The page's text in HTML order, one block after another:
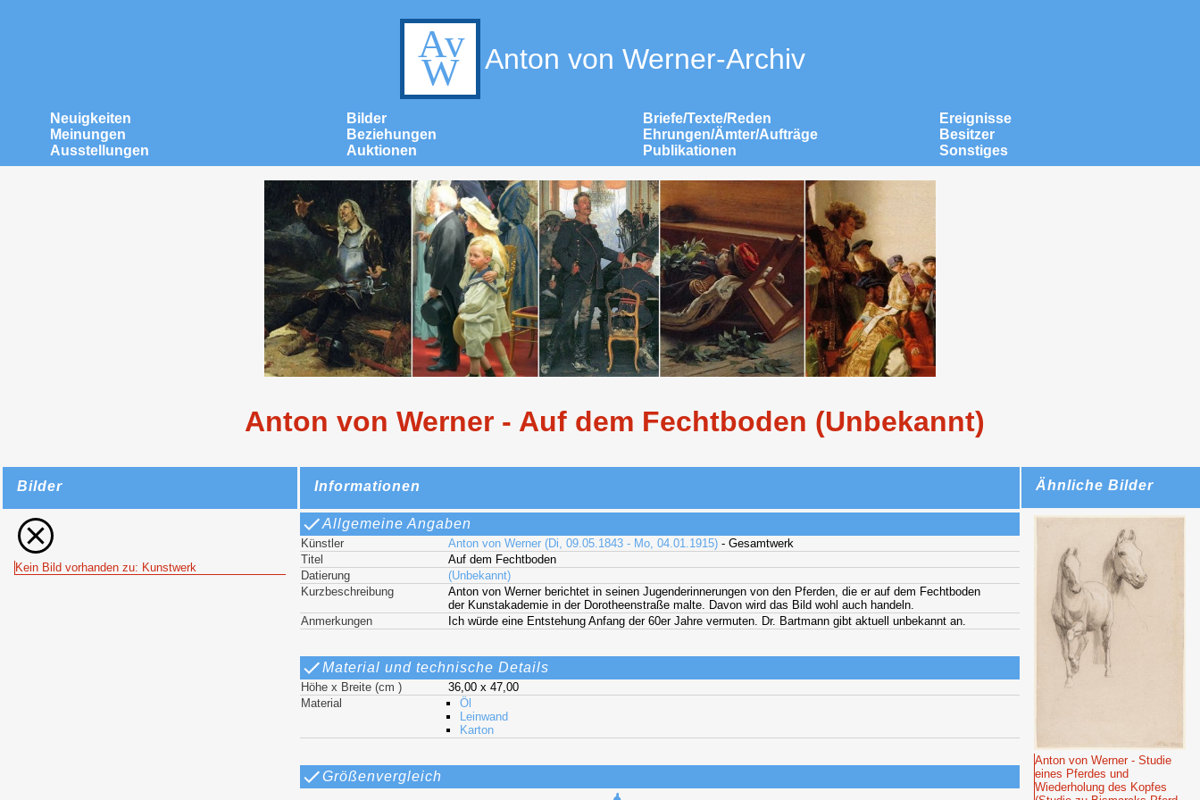
Anton von Werner-Archiv
Neuigkeiten Bilder Briefe/Texte/Reden
Ereignisse
Meinungen
Beziehungen Ehrungen/Ämter/Aufträge
Besitzer
Ausstellungen
Auktionen Publikationen Sonstiges
Anton von Werner - Auf dem Fechtboden (Unbekannt)
Bilder
Kein Bild vorhanden zu: Kunstwerk
Informationen
Allgemeine Angaben
Künstler Anton von Werner (Di, 09.05.1843 - Mo, 04.01.1915)- Gesamtwerk
Titel
Auf dem Fechtboden
Datierung
(Unbekannt)
Kurzbeschreibung
Anton von Werner berichtet in seinen Jugenderinnerungen von den Pferden, die er auf dem Fechtboden
der Kunstakademie in der Dorotheenstraße malte. Davon wird das Bild wohl auch handeln.
Anmerkungen
Ich würde eine Entstehung Anfang der 60er Jahre vermuten. Dr. Bartmann gibt aktuell unbekannt an.
Material und technische Details
Höhe x Breite (cm )
36,00 x 47,00
Material
Öl
Leinwand
Karton
Größenvergleich
Ähnliche Bilder
Anton von Werner - Studie
eines Pferdes und
Wiederholung des Kopfes